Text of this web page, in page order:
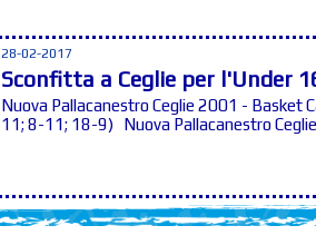
28-02-2017
Sconfitta a Ceglie per l'Under
Nuova Pallacanestro Ceglie 2001 -
11; 8-11; 18-9) Nuova Pallacanestro